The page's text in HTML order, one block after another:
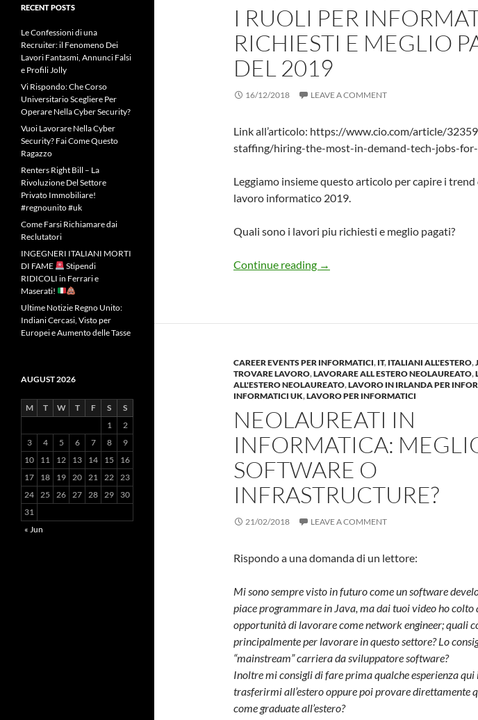
I RUOLI PER
RICHIESTI E MEGLIO
DEL 2019
16/12/2018 LEAVE A COMMENT
Link all’articolo: https://www.cio.com/article/
staffing/hiring-the-most-in-demand-tech-jobs-
Leggiamo insieme questo articolo per capire i
lavoro informatico 2019.
Quali sono i lavori piu richiesti e meglio pagati?
Continue reading I ruoli per INFORMATICI piu
→
CAREER EVENTS PER INFORMATICI, IT, ITALIANI ALL'ESTERO,
TROVARE LAVORO,LAVORARE ALL ESTERO NEOLAUREATO,
ALL'ESTERO NEOLAUREATO,LAVORO IN IRLANDA PER
INFORMATICI UK,LAVORO PER INFORMATICI
NEOLAUREATI IN
INFORMATICA:
SOFTWARE O
INFRASTRUCTURE?
21/02/2018 LEAVE A COMMENT
Rispondo a una domanda di un lettore:
Mi sono sempre visto in futuro come un software
piace programmare in Java, ma dai tuoi video ho colto
opportunità di lavorare come network engineer; quali
principalmente per lavorare in questo settore? Lo
“mainstream” carriera da sviluppatore software?
Inoltre mi consigli di fare prima qualche esperienza
trasferirmi all’estero oppure poi provare direttamente
come graduate all’estero?
RECENT POSTS
Le Confessioni di una
Recruiter: il Fenomeno Dei
Lavori Fantasmi, Annunci Falsi
e Profili Jolly
Vi Rispondo: Che Corso
Universitario Scegliere Per
Operare Nella Cyber Security?
Vuoi Lavorare Nella Cyber
Security? Fai Come Questo
Ragazzo
Renters Right Bill – La
Rivoluzione Del Settore
Privato Immobiliare!
#regnounito #uk
Come Farsi Richiamare dai
Reclutatori
INGEGNERI ITALIANI MORTI
DI FAME
Stipendi
RIDICOLI in Ferrari e
Maserati!
Ultime Notizie Regno Unito:
Indiani Cercasi, Visto per
Europei e Aumento delle Tasse
AUGUST 2026
M T W T F S
S
1
2
3
4 5 6 7 8
9
10
11 12 13 14 15
16
17
18 19 20 21 22 23
24 25 26 27 28 29
30
31
« Jun